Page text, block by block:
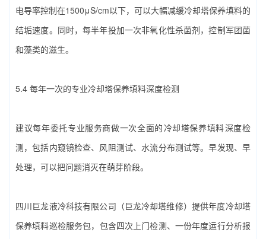
电导率控制在1500μS/cm以下，可以大幅减缓‌冷却塔保养填料‌的
结垢速度。同时，每半年投加一次非氧化性杀菌剂，控制军团菌
和藻类的滋生。
5.4 每年一次的专业‌冷却塔保养填料‌深度检测
建议每年委托专业服务商做一次全面的‌冷却塔保养填料‌深度检
测，包括内窥镜检查、风阻测试、水流分布测试等。早发现、早
处理，可以把问题消灭在萌芽阶段。
四川巨龙液冷科技有限公司（巨龙冷却塔维修）‌提供年度‌冷却塔
保养填料‌巡检服务包，包含四次上门检测、一份年度运行分析报